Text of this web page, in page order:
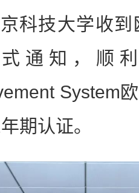
技大学收到
通知，顺利
System
期认证。